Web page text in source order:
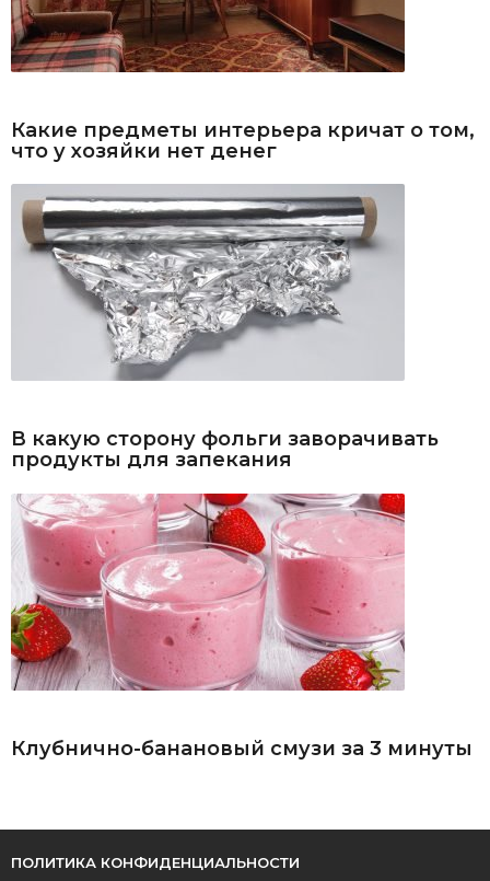
Какие предметы интерьера кричат о том,
что у хозяйки нет денег
В какую сторону фольги заворачивать
продукты для запекания
Клубнично-банановый смузи за 3 минуты
ПОЛИТИКА КОНФИДЕНЦИАЛЬНОСТИ